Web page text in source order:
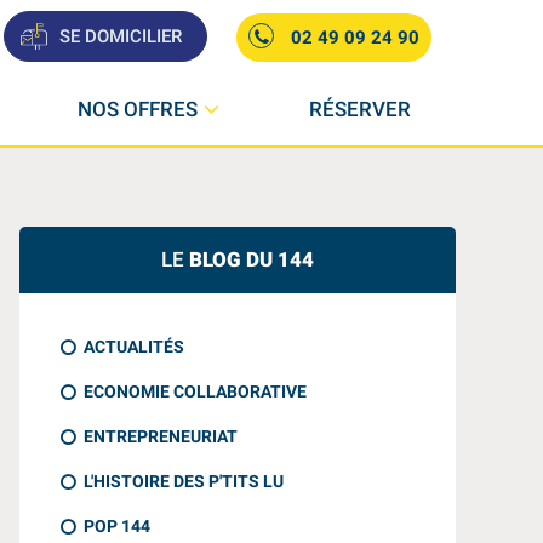
SE DOMICILIER 02 49 09 24 90
NOS OFFRES RÉSERVER
LE BLOG DU 144
ACTUALITÉS
ECONOMIE COLLABORATIVE
ENTREPRENEURIAT
L'HISTOIRE DES P'TITS LU
POP 144